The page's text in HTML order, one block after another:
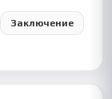
Заключение